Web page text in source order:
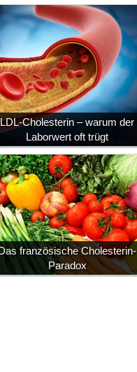
LDL-Cholesterin – warum der
Laborwert oft trügt
französische Cholesterin-
Paradox